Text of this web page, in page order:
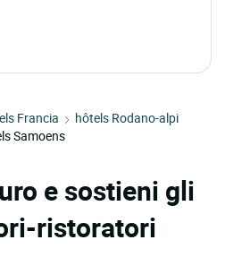
Francia
hôtels Rodano-alpi
Samoens
e sostieni gli
ristoratori